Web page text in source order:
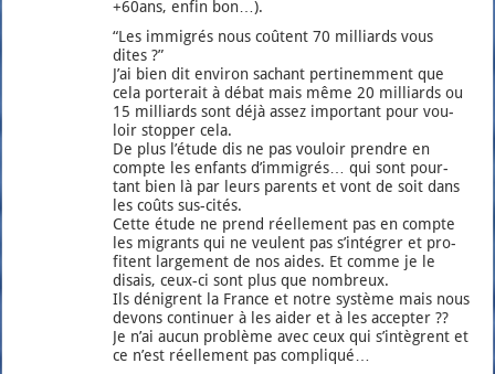
+60ans, enfin bon…).
“Les immi­grés nous coûtent 70 mil­liards vous
dites ?”
J’ai bien dit envi­ron sachant per­ti­nem­ment que
cela por­te­rait à débat mais même 20 mil­liards ou
15 mil­liards sont déjà assez impor­tant pour vou­
loir stop­per cela.
De plus l’é­tude dis ne pas vou­loir prendre en
compte les enfants d’im­mi­grés… qui sont pour­
tant bien là par leurs parents et vont de soit dans
les coûts sus-cités.
Cette étude ne prend réel­le­ment pas en compte
les migrants qui ne veulent pas s’in­té­grer et pro­
fitent lar­ge­ment de nos aides. Et comme je le
disais, ceux-ci sont plus que nom­breux.
Ils dénigrent la France et notre sys­tème mais nous
devons conti­nuer à les aider et à les accep­ter ??
Je n’ai aucun pro­blème avec ceux qui s’intègrent et
ce n’est réel­le­ment pas com­pli­qué…